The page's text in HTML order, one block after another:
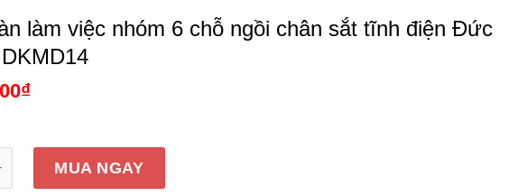
làm việc nhóm 6 chỗ ngồi chân sắt tĩnh điện Đức
₫
MUA NGAY